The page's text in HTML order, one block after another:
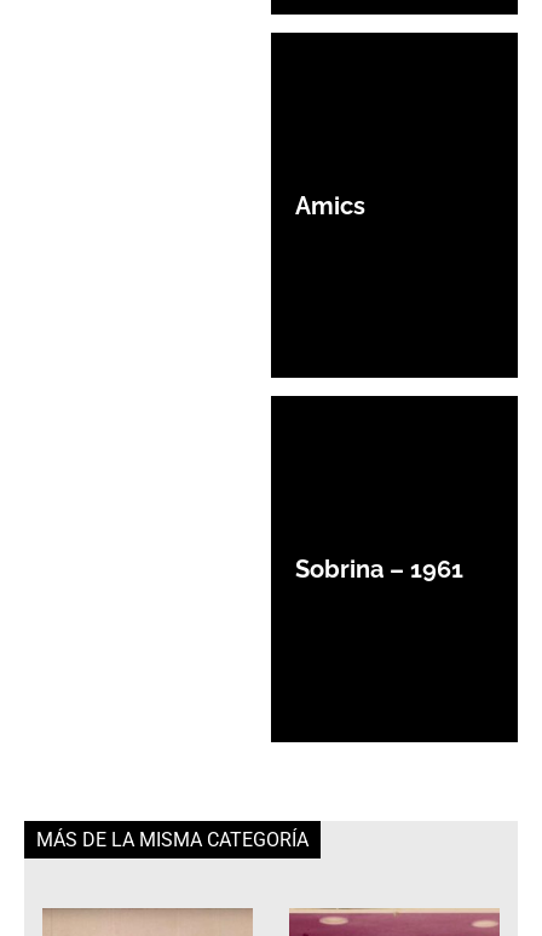
Amics
Sobrina – 1961
MÁS DE LA MISMA CATEGORÍA